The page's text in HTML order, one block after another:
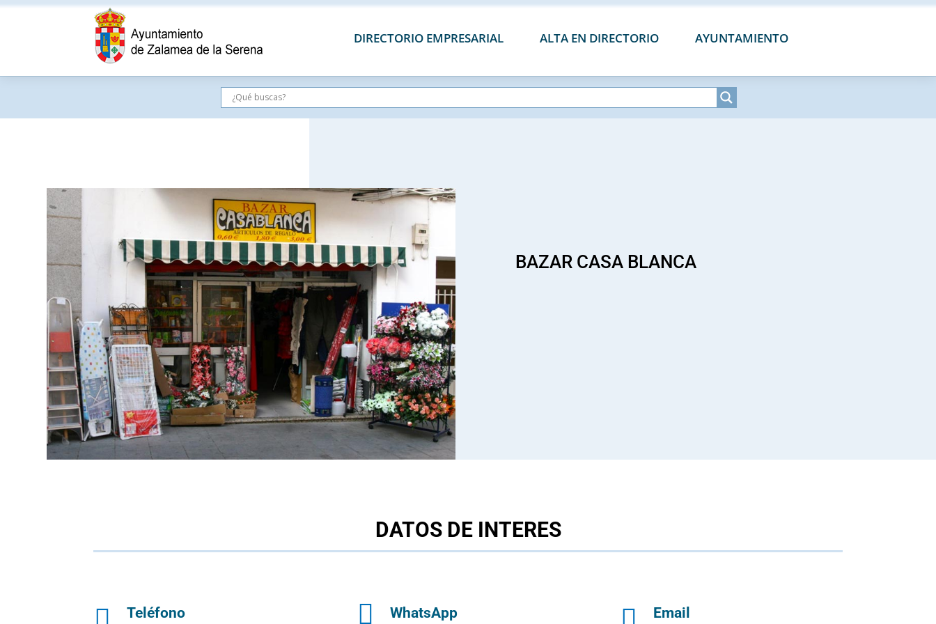
DIRECTORIO EMPRESARIAL ALTA EN DIRECTORIO AYUNTAMIENTO
BAZAR CASA BLANCA
DATOS DE INTERES
Teléfono  WhatsApp Email